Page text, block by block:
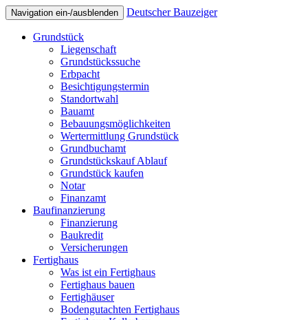
Navigation ein-/ausblenden Deutscher Bauzeiger
Grundstück
Liegenschaft
Grundstückssuche
Erbpacht
Besichtigungstermin
Standortwahl
Bauamt
Bebauungsmöglichkeiten
Wertermittlung Grundstück
Grundbuchamt
Grundstückskauf Ablauf
Grundstück kaufen
Notar
Finanzamt
Baufinanzierung
Finanzierung
Baukredit
Versicherungen
Fertighaus
Was ist ein Fertighaus
Fertighaus bauen
Fertighäuser
Bodengutachten Fertighaus